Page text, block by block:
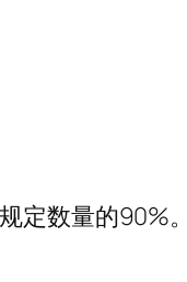
定数量的90%。